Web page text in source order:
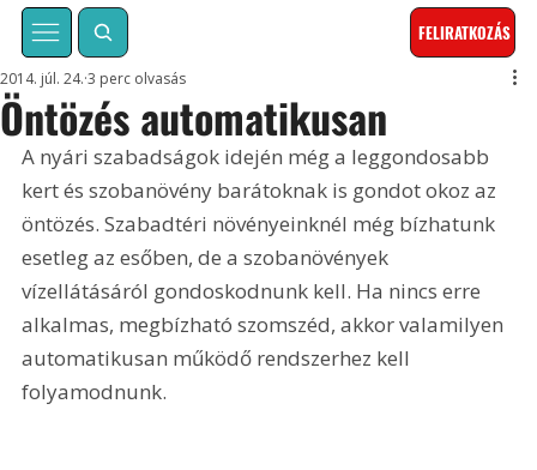
FELIRATKOZÁS
Öntözés automatikusan
2014. júl. 24. 3 perc olvasás
A nyári szabadságok idején még a leggondosabb
kert és szobanövény barátoknak is gondot okoz az
öntözés. Szabadtéri növényeinknél még bízhatunk
esetleg az esőben, de a szobanövények
vízellátásáról gondoskodnunk kell. Ha nincs erre
alkalmas, megbízható szomszéd, akkor valamilyen
automatikusan működő rendszerhez kell
folyamodnunk.